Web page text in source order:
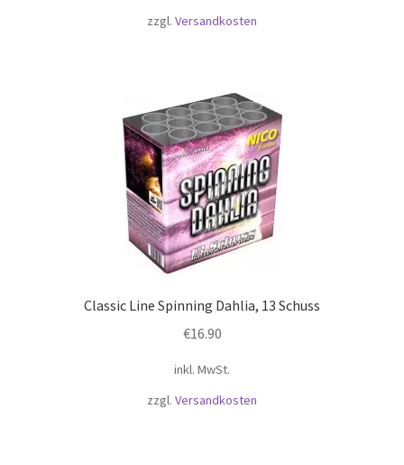
zzgl. Versandkosten
Classic Line Spinning Dahlia, 13 Schuss
€16.90
inkl. MwSt.
zzgl. Versandkosten